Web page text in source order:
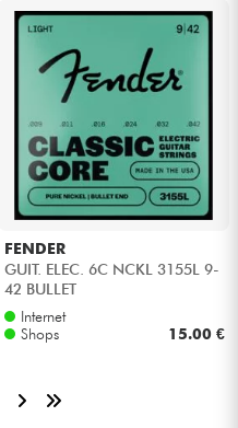
FENDER
GUIT. ELEC. 6C NCKL 3155L 9-
42 BULLET
Internet
Shops
15.00 €